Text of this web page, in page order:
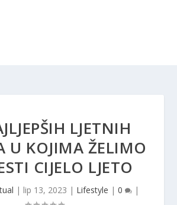
LJETNIH
U KOJIMA ŽELIMO
CIJELO LJETO
| lip 13, 2023 | Lifestyle | 0 |